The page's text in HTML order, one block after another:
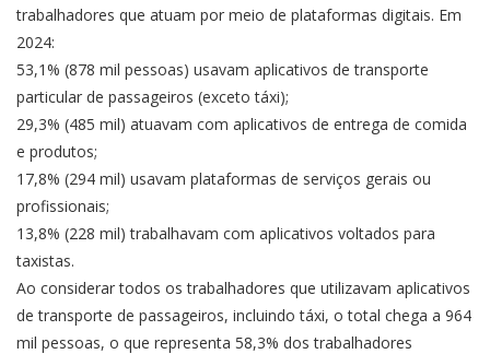
trabalhadores que atuam por meio de plataformas digitais. Em
2024:
53,1% (878 mil pessoas) usavam aplicativos de transporte
particular de passageiros (exceto táxi);
29,3% (485 mil) atuavam com aplicativos de entrega de comida
e produtos;
17,8% (294 mil) usavam plataformas de serviços gerais ou
profissionais;
13,8% (228 mil) trabalhavam com aplicativos voltados para
taxistas.
Ao considerar todos os trabalhadores que utilizavam aplicativos
de transporte de passageiros, incluindo táxi, o total chega a 964
mil pessoas, o que representa 58,3% dos trabalhadores